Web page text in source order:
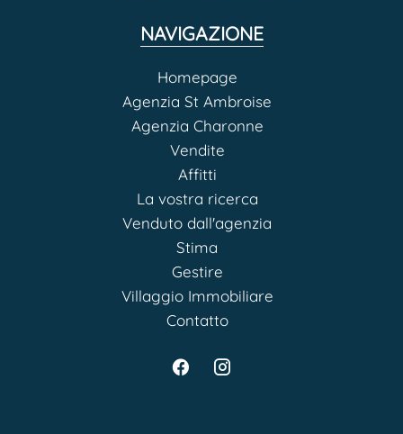
NAVIGAZIONE
Homepage
Agenzia St Ambroise
Agenzia Charonne
Vendite
Affitti
La vostra ricerca
Venduto dall'agenzia
Stima
Gestire
Villaggio Immobiliare
Contatto